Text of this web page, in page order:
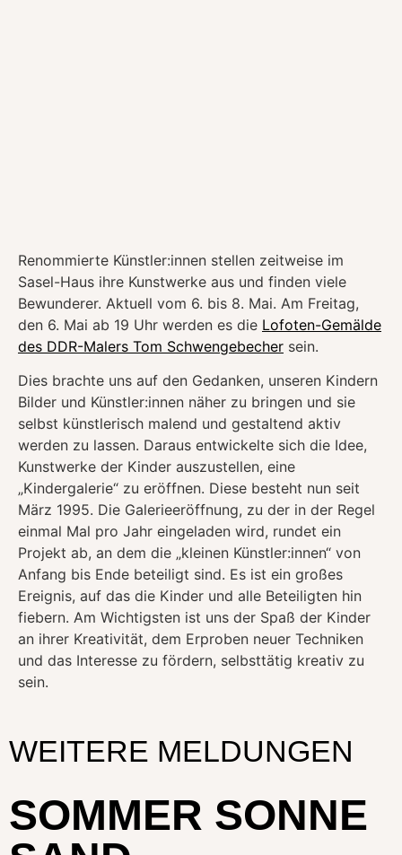
Renommierte Künstler:innen stellen zeitweise im
Sasel-Haus ihre Kunstwerke aus und finden viele
Bewunderer. Aktuell vom 6. bis 8. Mai. Am Freitag,
den 6. Mai ab 19 Uhr werden es die Lofoten-Gemälde
des DDR-Malers Tom Schwengebecher sein.
Dies brachte uns auf den Gedanken, unseren Kindern
Bilder und Künstler:innen näher zu bringen und sie
selbst künstlerisch malend und gestaltend aktiv
werden zu lassen. Daraus entwickelte sich die Idee,
Kunstwerke der Kinder auszustellen, eine
„Kindergalerie“ zu eröffnen. Diese besteht nun seit
März 1995. Die Galerieeröffnung, zu der in der Regel
einmal Mal pro Jahr eingeladen wird, rundet ein
Projekt ab, an dem die „kleinen Künstler:innen“ von
Anfang bis Ende beteiligt sind. Es ist ein großes
Ereignis, auf das die Kinder und alle Beteiligten hin
fiebern. Am Wichtigsten ist uns der Spaß der Kinder
an ihrer Kreativität, dem Erproben neuer Techniken
und das Interesse zu fördern, selbsttätig kreativ zu
sein.
WEITERE MELDUNGEN
SOMMER SONNE